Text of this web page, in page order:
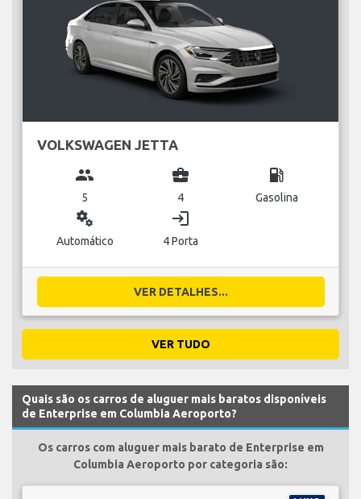
VOLKSWAGEN JETTA
group
5
business_center
4
local_gas_station
Gasolina
miscellaneous_services
Automático
login
4 Porta
VER DETALHES...
VER TUDO
Quais são os carros de aluguer mais baratos disponíveis
de Enterprise em Columbia Aeroporto?
Os carros com aluguer mais barato de Enterprise em
Columbia Aeroporto por categoria são: